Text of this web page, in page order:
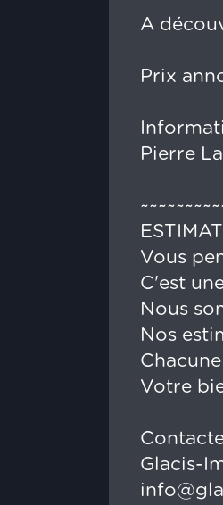
A
Prix
Pierre
Vous
C'est
Nous
Nos
Votre
Glacis-